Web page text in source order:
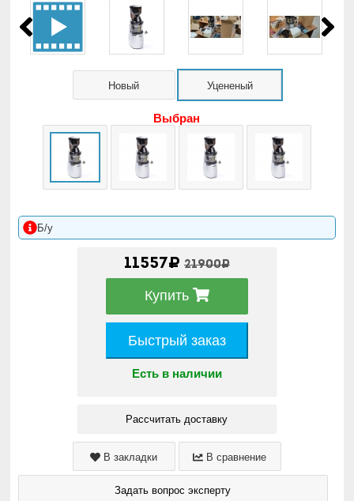
Новый Уцененый
Выбран
Б/у
11557₽ 21900₽
Купить
Быстрый заказ
Есть в наличии
Рассчитать доставку
В закладки В сравнение
Задать вопрос эксперту